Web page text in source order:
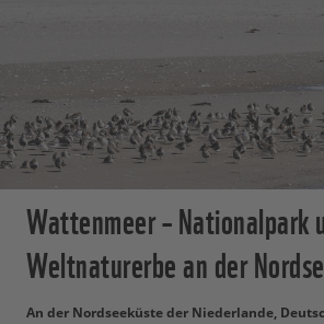
Wattenmeer – Nationalpark
Weltnaturerbe an der
An der Nordseeküste der Niederlande,